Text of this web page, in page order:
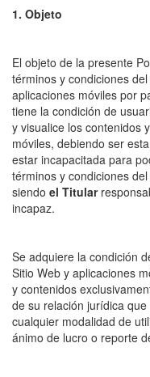
1. Objeto
El objeto de la presente
términos y condiciones
aplicaciones móviles por
tiene la condición de
y visualice los contenidos
móviles, debiendo ser
estar incapacitada para
términos y condiciones
siendo el Titular
incapaz.
Se adquiere la condición
Sitio Web y aplicaciones
y contenidos
de su relación jurídica
cualquier modalidad de
ánimo de lucro o reporte